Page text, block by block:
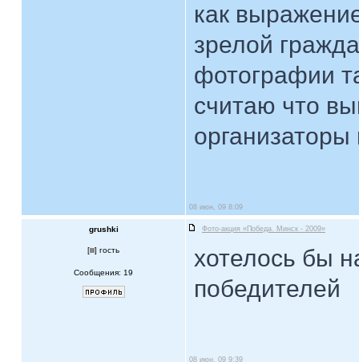
как
зрелой
фотографии
считаю что
08 июн, 09 8:09
grushki Фото-акция «Победа. Минск - 2009»
[ ] гость
Сообщения: 19
хотелось бы
победителей
08 июн, 09 9:39